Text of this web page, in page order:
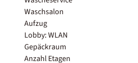
Waschsalon
Aufzug
Lobby: WLAN
Gepäckraum
Anzahl Etagen